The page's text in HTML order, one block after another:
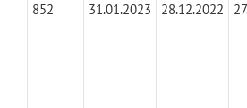
852
31.01.2023 28.12.2022